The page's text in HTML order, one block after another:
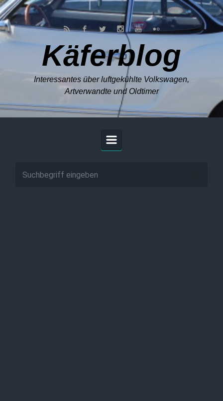
Zum Hauptinhalt springen
Käferblog
Interessantes über luftgekühlte Volkswagen,
Artverwandte und Oldtimer